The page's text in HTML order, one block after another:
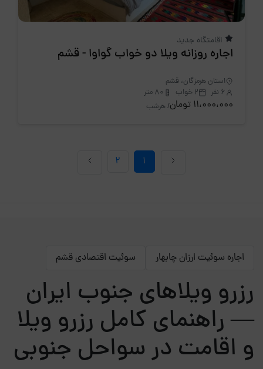
اقامتگاه جدید
اجاره روزانه ویلا دو خواب گواوا - قشم
استان هرمزگان، قشم
6 نفر
2 خواب 80 متر
11،000،000 تومان / هرشب
1
2
اجاره سوئیت ارزان چابهار سوئیت اقتصادی قشم
رزرو ویلاهای جنوب ایران
— راهنمای کامل رزرو ویلا
و اقامت در سواحل جنوبی